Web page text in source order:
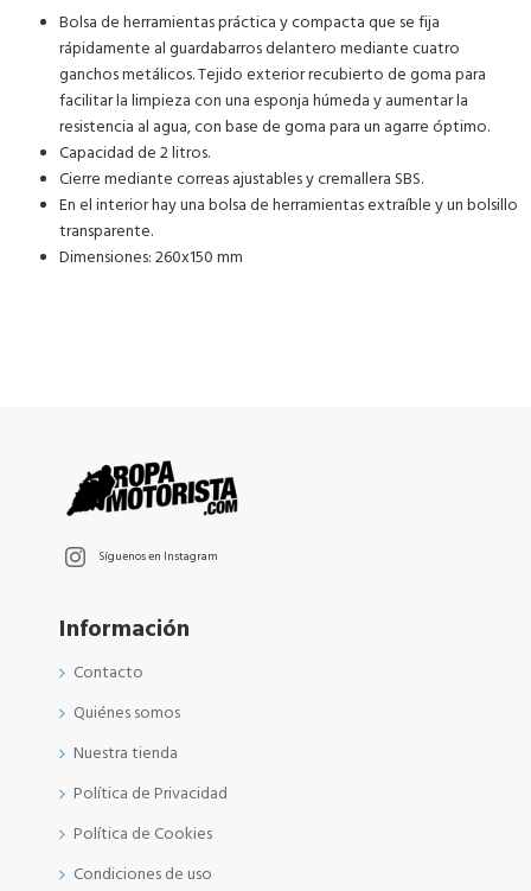
Bolsa de herramientas práctica y compacta que se fija
rápidamente al guardabarros delantero mediante cuatro
ganchos metálicos. Tejido exterior recubierto de goma para
facilitar la limpieza con una esponja húmeda y aumentar la
resistencia al agua, con base de goma para un agarre óptimo.
Capacidad de 2 litros.
Cierre mediante correas ajustables y cremallera SBS.
En el interior hay una bolsa de herramientas extraíble y un bolsillo
transparente.
Dimensiones: 260x150 mm
Síguenos en Instagram
Información
Contacto
Quiénes somos
Nuestra tienda
Política de Privacidad
Política de Cookies
Condiciones de uso